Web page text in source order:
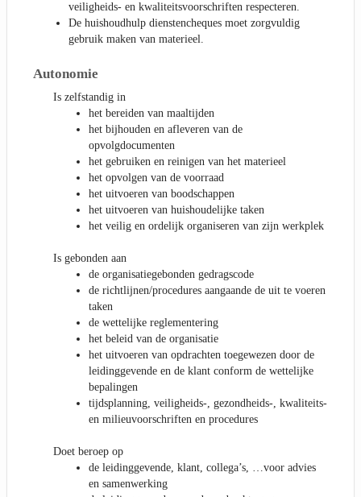
veiligheids- en kwaliteitsvoorschriften respecteren.
De huishoudhulp dienstencheques moet zorgvuldig
gebruik maken van materieel.
Autonomie
Is zelfstandig in
het bereiden van maaltijden
het bijhouden en afleveren van de
opvolgdocumenten
het gebruiken en reinigen van het materieel
het opvolgen van de voorraad
het uitvoeren van boodschappen
het uitvoeren van huishoudelijke taken
het veilig en ordelijk organiseren van zijn werkplek
Is gebonden aan
de organisatiegebonden gedragscode
de richtlijnen/procedures aangaande de uit te voeren
taken
de wettelijke reglementering
het beleid van de organisatie
het uitvoeren van opdrachten toegewezen door de
leidinggevende en de klant conform de wettelijke
bepalingen
tijdsplanning, veiligheids-, gezondheids-, kwaliteits-
en milieuvoorschriften en procedures
Doet beroep op
de leidinggevende, klant, collega’s, …voor advies
en samenwerking